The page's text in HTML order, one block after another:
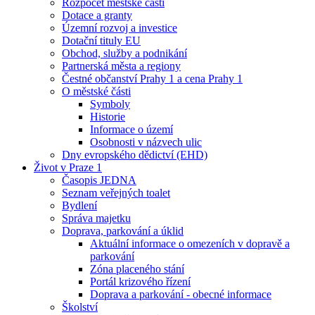
Dotace a granty
Územní rozvoj a investice
Dotační tituly EU
Obchod, služby a podnikání
Partnerská města a regiony
Čestné občanství Prahy 1 a cena Prahy 1
O městské části
Symboly
Historie
Informace o území
Osobnosti v názvech ulic
Dny evropského dědictví (EHD)
Život v Praze 1
Časopis JEDNA
Seznam veřejných toalet
Bydlení
Správa majetku
Doprava, parkování a úklid
Aktuální informace o omezeních v dopravě a
parkování
Zóna placeného stání
Portál krizového řízení
Doprava a parkování - obecné informace
Školství